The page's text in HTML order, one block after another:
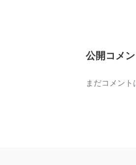
公開コメン
まだコメント